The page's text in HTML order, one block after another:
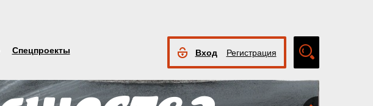
Спецпроекты Вход Регистрация
поиск